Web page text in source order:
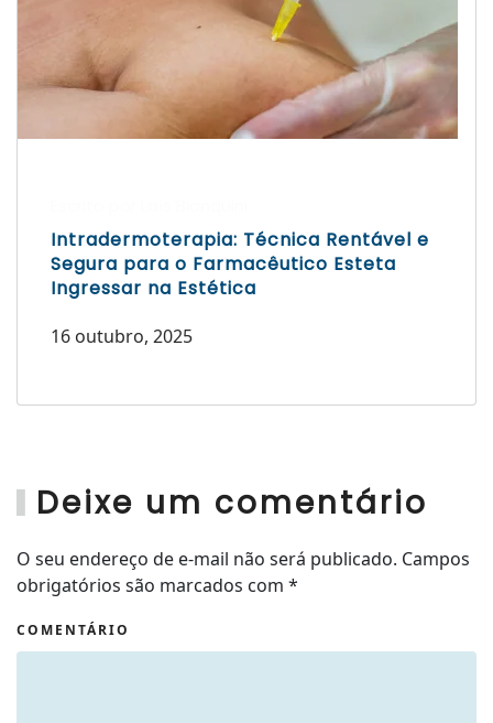
Intradermoterapia: Técnica Rentável e
Segura para o Farmacêutico Esteta
Ingressar na Estética
16 outubro, 2025
Deixe um comentário
O seu endereço de e-mail não será publicado. Campos
obrigatórios são marcados com *
COMENTÁRIO